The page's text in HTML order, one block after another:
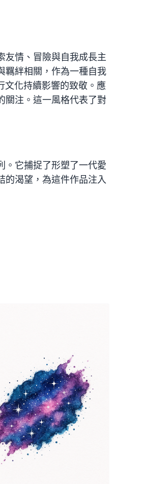
友情、冒險與自我成長主
羈絆相關，作為一種自我
文化持續影響的致敬。應
關注。這一風格代表了對
。它捕捉了形塑了一代愛
的渴望，為這件作品注入